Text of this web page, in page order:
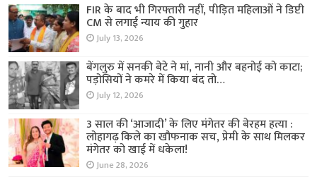
FIR के बाद भी गिरफ्तारी नहीं, पीड़ित महिलाओं ने डिप्टी
CM से लगाई न्याय की गुहार
July 13, 2026
बेंगलुरु में सनकी बेटे ने मां, नानी और बहनोई को काटा;
पड़ोसियों ने कमरे में किया बंद तो…
July 12, 2026
3 साल की ‘आजादी’ के लिए मंगेतर की बेरहम हत्या :
लोहागढ़ किले का खौफनाक सच, प्रेमी के साथ मिलकर
मंगेतर को खाई में धकेला!
June 28, 2026